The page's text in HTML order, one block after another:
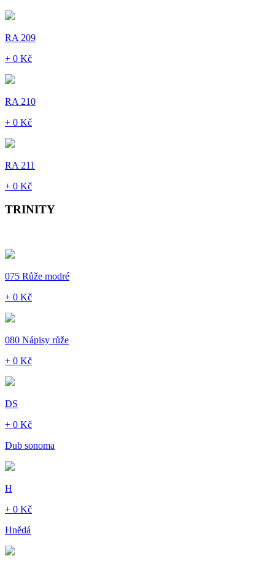
RA 209
+ 0 Kč
RA 210
+ 0 Kč
RA 211
+ 0 Kč
TRINITY
075 Růže modré
+ 0 Kč
080 Nápisy růže
+ 0 Kč
DS
+ 0 Kč
Dub sonoma
H
+ 0 Kč
Hnědá